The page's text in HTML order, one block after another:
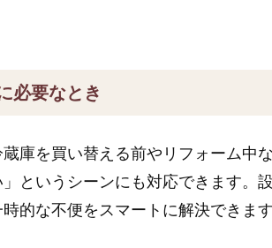
必要なとき
蔵庫を買い替える前やリフォーム中
」というシーンにも対応できます。
時的な不便をスマートに解決できます